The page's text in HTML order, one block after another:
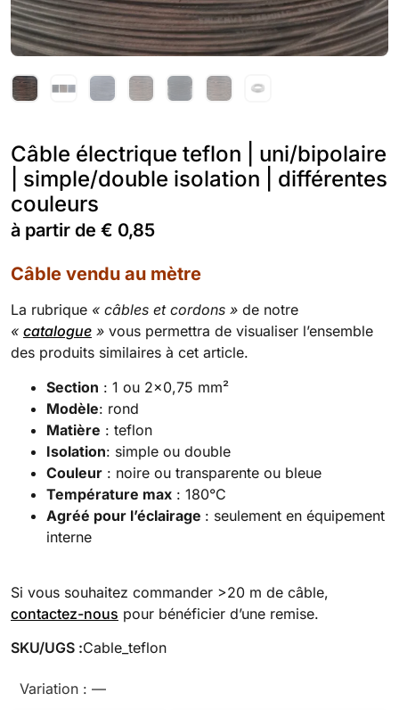
Câble électrique teflon | uni/bipolaire
| simple/double isolation | différentes
couleurs
à partir de € 0,85
Câble vendu au mètre
La rubrique « câbles et cordons » de notre
« catalogue » vous permettra de visualiser l’ensemble
des produits similaires à cet article.
Section : 1 ou 2×0,75 mm²
Modèle: rond
Matière : teflon
Isolation: simple ou double
Couleur : noire ou transparente ou bleue
Température max : 180°C
Agréé pour l’éclairage : seulement en équipement
interne
Si vous souhaitez commander >20 m de câble,
contactez-nous pour bénéficier d’une remise.
SKU/UGS :Cable_teflon
Variation : —